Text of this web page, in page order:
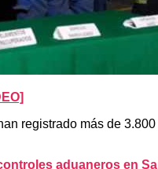
registrado más de
aduaneros en